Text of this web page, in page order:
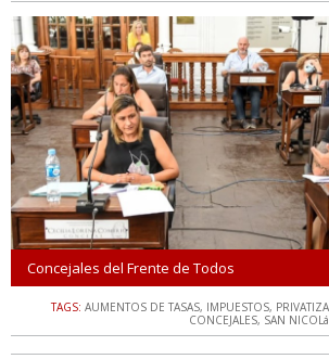
Concejales del Frente de Todos
TAGS: AUMENTOS DE TASAS, IMPUESTOS,
CONCEJALES, SAN